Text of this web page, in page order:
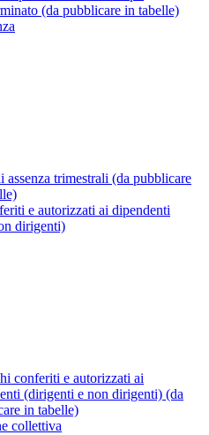
(da pubblicare in tabelle)
assenza trimestrali (da pubblicare
e autorizzati ai dipendenti
dirigenti)
conferiti e autorizzati ai
(dirigenti e non dirigenti) (da
in tabelle)
collettiva